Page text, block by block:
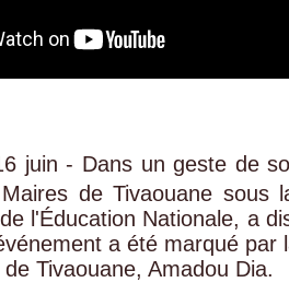
juin - Dans un geste de
Maires de Tivaouane
l'Éducation Nationale, a
a été marqué
Tivaouane, Amadou Dia.